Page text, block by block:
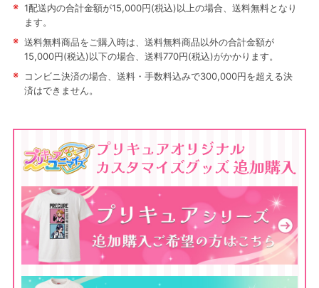
※ 1配送内の合計金額が15,000円(税込)以上の場合、送料無料となり
ます。
※ 送料無料商品をご購入時は、送料無料商品以外の合計金額が
15,000円(税込)以下の場合、送料770円(税込)がかかります。
※
コンビニ決済の場合、送料・手数料込みで300,000円を超える決
済はできません。